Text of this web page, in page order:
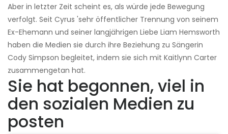
Aber in letzter Zeit scheint es, als würde jede Bewegung
verfolgt. Seit Cyrus 'sehr öffentlicher Trennung von seinem
Ex-Ehemann und seiner langjährigen Liebe Liam Hemsworth
haben die Medien sie durch ihre Beziehung zu Sängerin
Cody Simpson begleitet, indem sie sich mit Kaitlynn Carter
zusammengetan hat.
Sie hat begonnen, viel in
den sozialen Medien zu
posten